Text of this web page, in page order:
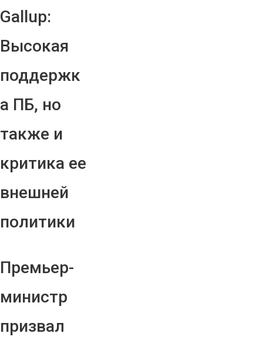
Gallup:
Высокая
поддержк
а ПБ, но
также и
критика ее
внешней
политики
Премьер-
министр
призвал